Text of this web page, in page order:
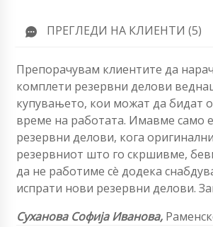
ПРЕГЛЕДИ НА КЛИЕНТИ (5)
Препорачувам клиентите да
комплети резервни делови
купувањето, кои можат да бидат
време на работата. Имавме само
резервни делови, кога
резервниот што го скршивме,
да не работиме сè додека
испрати нови резервни делови.
Суханова Софија Иванова,